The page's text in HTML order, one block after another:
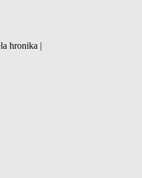
hronika |